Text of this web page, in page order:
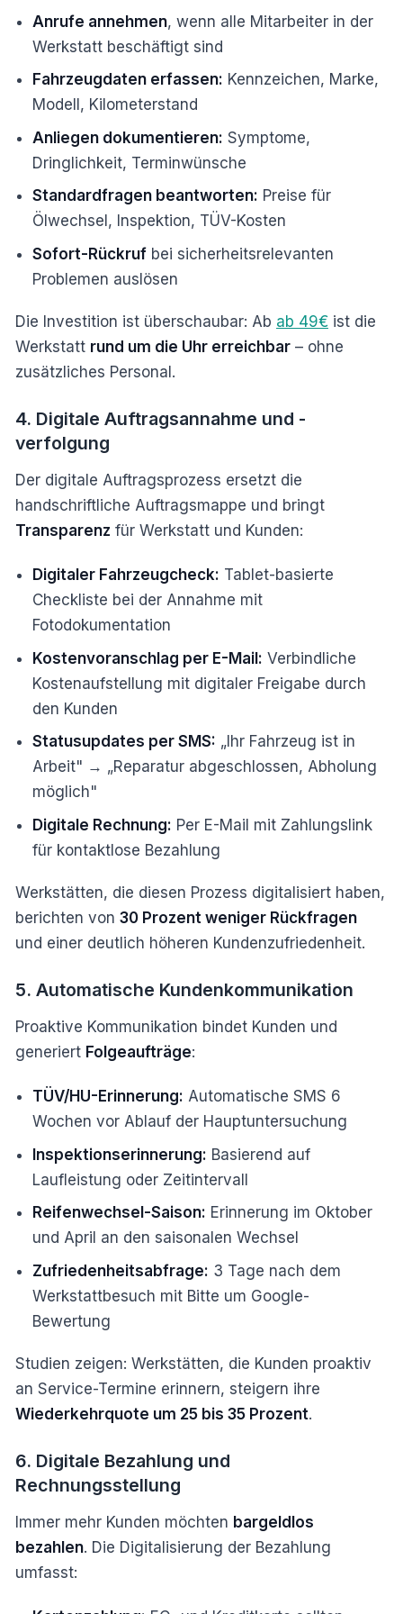
Anrufe annehmen, wenn alle Mitarbeiter in der
Werkstatt beschäftigt sind
Fahrzeugdaten erfassen: Kennzeichen, Marke,
Modell, Kilometerstand
Anliegen dokumentieren: Symptome,
Dringlichkeit, Terminwünsche
Standardfragen beantworten: Preise für
Ölwechsel, Inspektion, TÜV-Kosten
Sofort-Rückruf bei sicherheitsrelevanten
Problemen auslösen
Die Investition ist überschaubar: Ab ab 49€ ist die
Werkstatt rund um die Uhr erreichbar – ohne
zusätzliches Personal.
4. Digitale Auftragsannahme und -
verfolgung
Der digitale Auftragsprozess ersetzt die
handschriftliche Auftragsmappe und bringt
Transparenz für Werkstatt und Kunden:
Digitaler Fahrzeugcheck: Tablet-basierte
Checkliste bei der Annahme mit
Fotodokumentation
Kostenvoranschlag per E-Mail: Verbindliche
Kostenaufstellung mit digitaler Freigabe durch
den Kunden
Statusupdates per SMS: „Ihr Fahrzeug ist in
Arbeit" → „Reparatur abgeschlossen, Abholung
möglich"
Digitale Rechnung: Per E-Mail mit Zahlungslink
für kontaktlose Bezahlung
Werkstätten, die diesen Prozess digitalisiert haben,
berichten von 30 Prozent weniger Rückfragen
und einer deutlich höheren Kundenzufriedenheit.
5. Automatische Kundenkommunikation
Proaktive Kommunikation bindet Kunden und
generiert Folgeaufträge:
TÜV/HU-Erinnerung: Automatische SMS 6
Wochen vor Ablauf der Hauptuntersuchung
Inspektionserinnerung: Basierend auf
Laufleistung oder Zeitintervall
Reifenwechsel-Saison: Erinnerung im Oktober
und April an den saisonalen Wechsel
Zufriedenheitsabfrage: 3 Tage nach dem
Werkstattbesuch mit Bitte um Google-
Bewertung
Studien zeigen: Werkstätten, die Kunden proaktiv
an Service-Termine erinnern, steigern ihre
Wiederkehrquote um 25 bis 35 Prozent.
6. Digitale Bezahlung und
Rechnungsstellung
Immer mehr Kunden möchten bargeldlos
bezahlen. Die Digitalisierung der Bezahlung
umfasst: